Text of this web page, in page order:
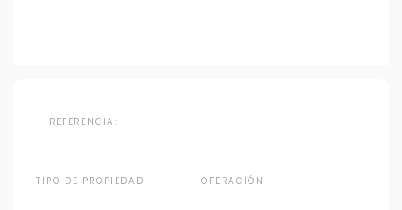
REFERENCIA:
TIPO DE PROPIEDAD OPERACIÓN